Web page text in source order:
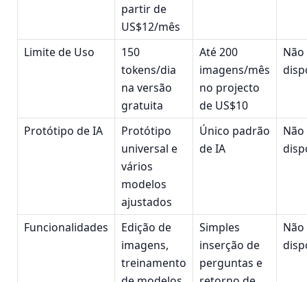
partir de
US$12/mês
Limite de Uso
150
tokens/dia
na versão
gratuita
Até 200
imagens/mês
no projecto
de US$10
Não
Protótipo de IA
Protótipo
universal e
vários
modelos
ajustados
Único padrão
de IA
Não
Funcionalidades
Edição de
imagens,
treinamento
Simples
inserção de
perguntas e
Não